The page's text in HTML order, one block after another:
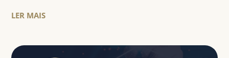
LER MAIS